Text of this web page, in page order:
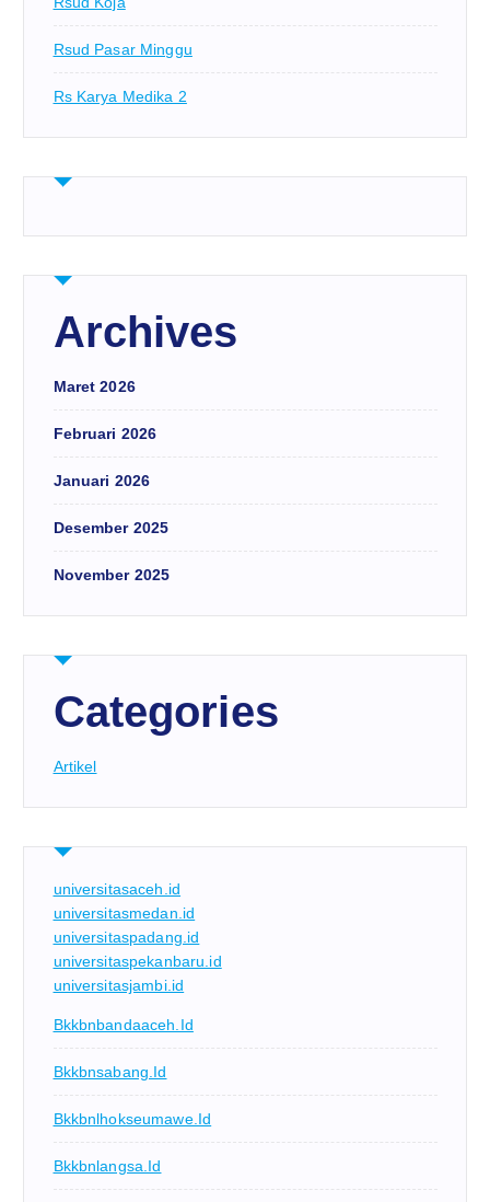
Rsud Pasar Minggu
Rs Karya Medika 2
Archives
Maret 2026
Februari 2026
Januari 2026
Desember 2025
November 2025
Categories
Artikel
universitasaceh.id
universitasmedan.id
universitaspadang.id
universitaspekanbaru.id
universitasjambi.id
Bkkbnbandaaceh.id
Bkkbnsabang.id
Bkkbnlhokseumawe.id
Bkkbnlangsa.id